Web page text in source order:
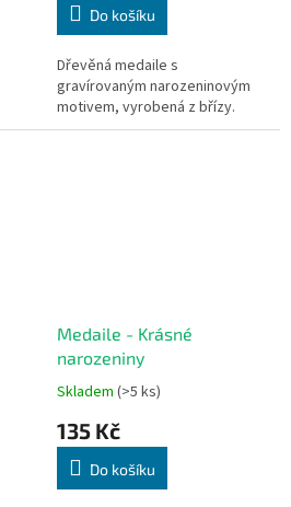
Do košíku
Dřevěná medaile s
gravírovaným narozeninovým
motivem, vyrobená z břízy.
Medaile - Krásné
narozeniny
Skladem (>5 ks)
135 Kč
Do košíku